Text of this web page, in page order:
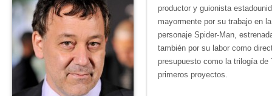
productor y guionista
mayormente por su trabajo en
personaje Spider-Man,
también por su labor como
presupuesto como la trilogía
primeros proyectos.